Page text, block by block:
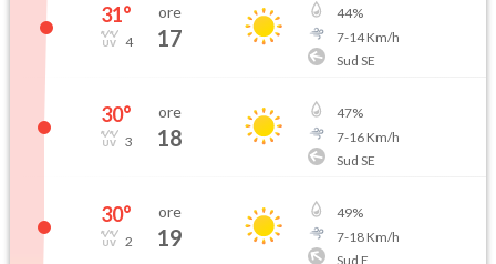
31°
4
ore
17
44%
7-14Km/h
Sud SE
30°
3
ore
18
47%
7-16Km/h
Sud SE
30°
2
ore
19
49%
7-18Km/h
Sud E